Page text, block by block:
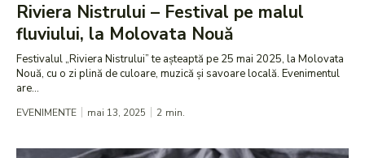
Riviera Nistrului – Festival pe malul
fluviului, la Molovata Nouă
Festivalul „Riviera Nistrului” te așteaptă pe 25 mai 2025, la Molovata
Nouă, cu o zi plină de culoare, muzică și savoare locală. Evenimentul
are...
EVENIMENTE mai 13, 2025 2 min.